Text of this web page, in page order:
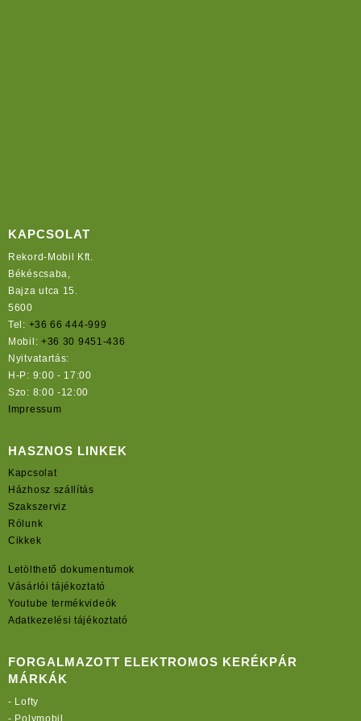
KAPCSOLAT
Rekord-Mobil Kft.
Békéscsaba,
Bajza utca 15.
5600
Tel: +36 66 444-999
Mobil: +36 30 9451-436
Nyitvatartás:
H-P: 9:00 - 17:00
Szo: 8:00 -12:00
Impressum
HASZNOS LINKEK
Kapcsolat
Házhosz szállítás
Szakszerviz
Rólunk
Cikkek
Letölthető dokumentumok
Vásárlói tájékoztató
Youtube termékvideók
Adatkezelési tájékoztató
FORGALMAZOTT ELEKTROMOS KERÉKPÁR
MÁRKÁK
- Lofty
- Polymobil